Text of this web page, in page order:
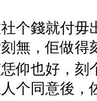
个錢就付毋
無，佢做得
恁仰也好，
个同意後，